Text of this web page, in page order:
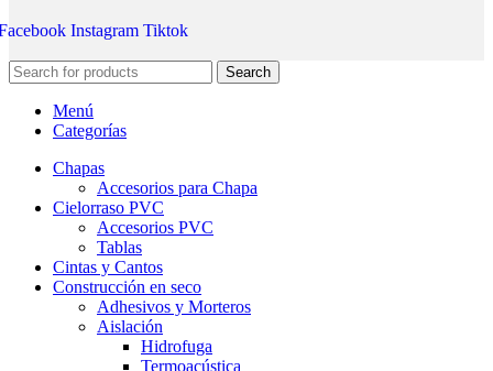
Instagram Tiktok
Search
Menú
Categorías
Chapas
Accesorios para Chapa
Cielorraso PVC
Accesorios PVC
Tablas
Cintas y Cantos
Construcción en seco
Adhesivos y Morteros
Aislación
Hidrofuga
Termoacústica